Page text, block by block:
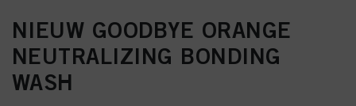
NIEUW GOODBYE ORANGE
NEUTRALIZING BONDING
WASH